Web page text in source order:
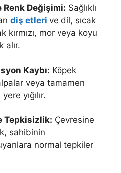
Renk Değişimi: Sağlıklı
diş etleri ve dil, sıcak
kırmızı, mor veya koyu
alır.
Kaybı: Köpek
veya tamamen
yığılır.
Tepkisizlik: Çevresine
sahibinin
normal tepkiler